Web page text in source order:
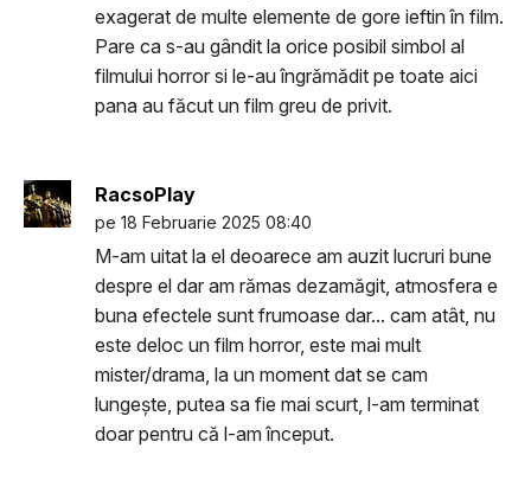
exagerat de multe elemente de gore ieftin în film.
Pare ca s-au gândit la orice posibil simbol al
filmului horror si le-au îngrămădit pe toate aici
pana au făcut un film greu de privit.
RacsoPlay
pe 18 Februarie 2025 08:40
M-am uitat la el deoarece am auzit lucruri bune
despre el dar am rămas dezamăgit, atmosfera e
buna efectele sunt frumoase dar... cam atât, nu
este deloc un film horror, este mai mult
mister/drama, la un moment dat se cam
lungește, putea sa fie mai scurt, l-am terminat
doar pentru că l-am început.